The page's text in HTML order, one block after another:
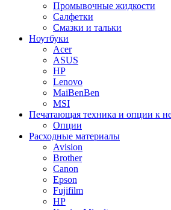
Промывочные жидкости
Салфетки
Смазки и тальки
Ноутбуки
Acer
ASUS
HP
Lenovo
MaiBenBen
MSI
Печатающая техника и опции к
Опции
Расходные материалы
Avision
Brother
Canon
Epson
Fujifilm
HP